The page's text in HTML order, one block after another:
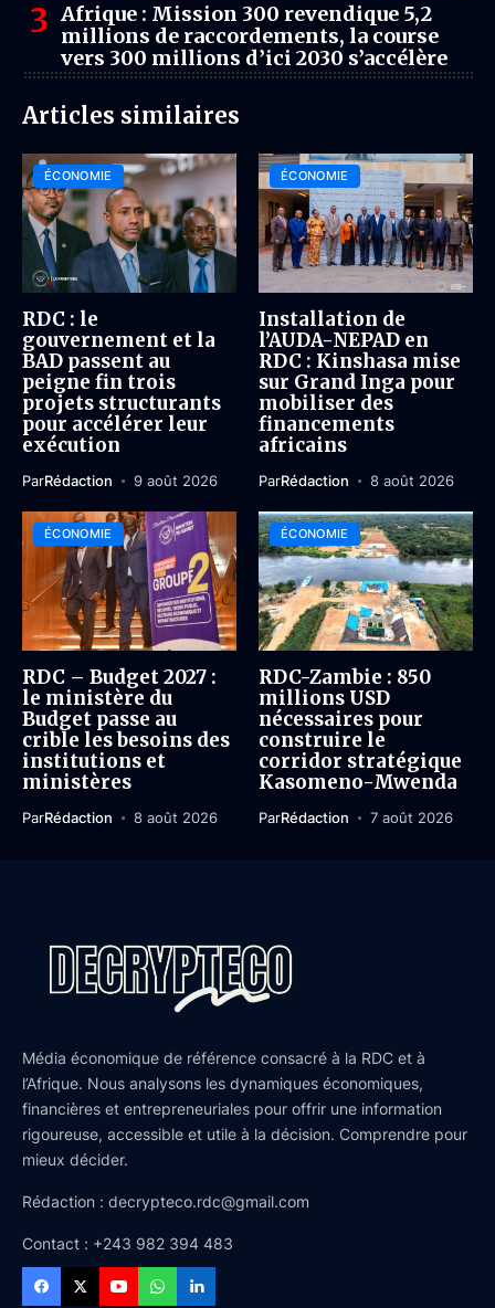
Afrique : Mission 300 revendique 5,2
millions de raccordements, la course
vers 300 millions d’ici 2030 s’accélère
Articles similaires
ÉCONOMIE
RDC : le
gouvernement et la
BAD passent au
peigne fin trois
projets structurants
pour accélérer leur
exécution
ParRédaction 9 août 2026
ÉCONOMIE
Installation de
l’AUDA-NEPAD en
RDC : Kinshasa mise
sur Grand Inga pour
mobiliser des
financements
africains
ParRédaction 8 août 2026
ÉCONOMIE
RDC – Budget 2027 :
le ministère du
Budget passe au
crible les besoins des
institutions et
ministères
ParRédaction 8 août 2026
ÉCONOMIE
RDC-Zambie : 850
millions USD
nécessaires pour
construire le
corridor stratégique
Kasomeno-Mwenda
ParRédaction 7 août 2026
Média économique de référence consacré à la RDC et à
l’Afrique. Nous analysons les dynamiques économiques,
financières et entrepreneuriales pour offrir une information
rigoureuse, accessible et utile à la décision. Comprendre pour
mieux décider.
Rédaction : decrypteco.rdc@gmail.com
Contact : +243 982 394 483